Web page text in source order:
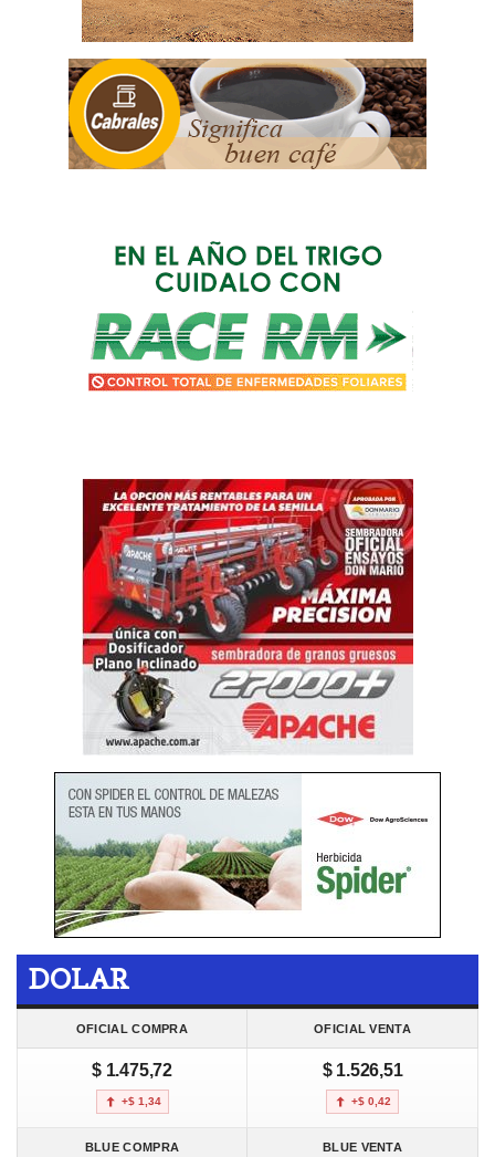
DOLAR
OFICIAL COMPRA OFICIAL VENTA
$ 1.475,72
+$ 1,34
$ 1.526,51
+$ 0,42
BLUE COMPRA BLUE VENTA